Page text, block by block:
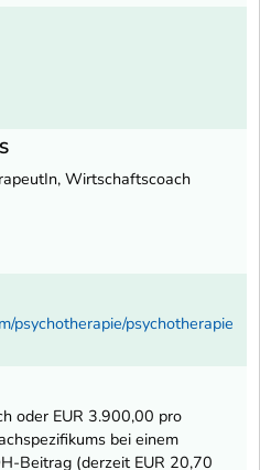
Wirtschaftscoach
psychotherapie/psychotherapie
oder EUR 3.900,00 pro
bei einem
Beitrag (derzeit EUR 20,70